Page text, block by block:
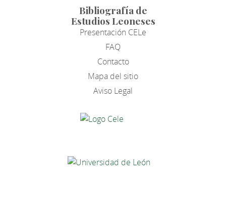
Bibliografía de
Estudios Leoneses
Presentación CELe
FAQ
Contacto
Mapa del sitio
Aviso Legal